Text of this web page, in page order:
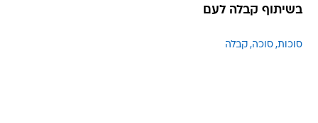
בשיתוף קבלה לעם
סוכות סוכה קבלה